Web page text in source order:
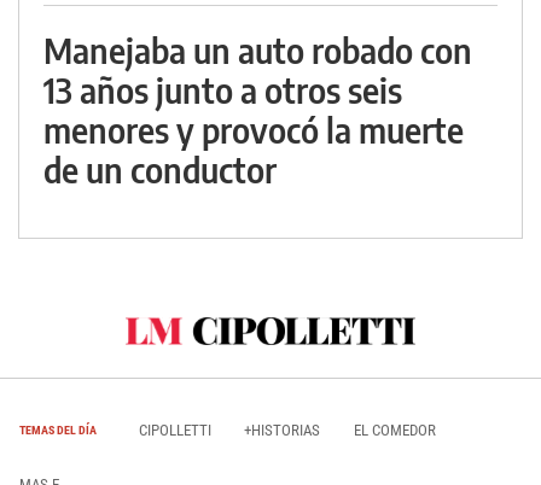
Manejaba un auto robado con
13 años junto a otros seis
menores y provocó la muerte
de un conductor
TEMAS DEL DÍA CIPOLLETTI +HISTORIAS EL COMEDOR